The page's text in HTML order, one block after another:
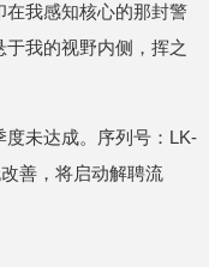
我感知核心的那封警
我的视野内侧，挥之
度未达成。序列号：LK-
善，将启动解聘流